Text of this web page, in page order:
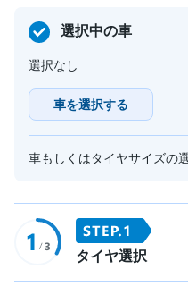
選択中の車
選択なし
車を選択する
車もしくはタイヤサイズの
タイヤ選択